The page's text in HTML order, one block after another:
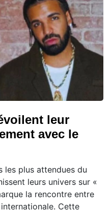
leur
avec le
les plus attendues du
leurs univers sur «
la rencontre entre
Cette